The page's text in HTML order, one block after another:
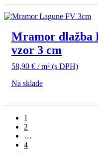
Mramor dlažba
vzor 3 cm
58,90 € / m² (s DPH)
Na sklade
1
2
…
4